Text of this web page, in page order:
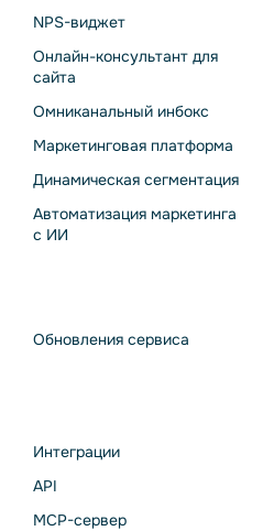
NPS-виджет
Онлайн-консультант для
сайта
Омниканальный инбокс
Маркетинговая платформа
Динамическая сегментация
Автоматизация маркетинга
с ИИ
Обновления сервиса
Интеграции
API
MCP-сервер